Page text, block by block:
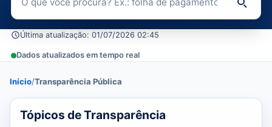
Última atualização: 01/07/2026 02:45
Dados atualizados em tempo real
Início/Transparência Pública
37 tópicos carregados do banco de dados.
Tópicos de Transparência